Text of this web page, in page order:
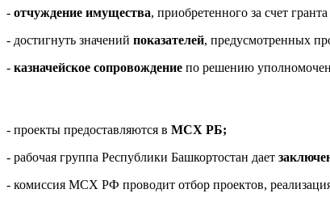
- отчуждение имущества, приобретенного за счет
- достигнуть значений показателей, предусмотренных
- казначейское сопровождение по решению
- проекты предоставляются в МСХ РБ;
- рабочая группа Республики Башкортостан дает
- комиссия МСХ РФ проводит отбор проектов,